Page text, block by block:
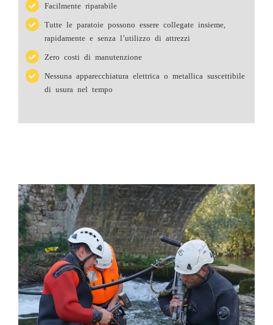
Facilmente riparabile
Tutte le paratoie possono essere collegate insieme,
rapidamente e senza l’utilizzo di attrezzi
Zero costi di manutenzione
Nessuna apparecchiatura elettrica o metallica suscettibile
di usura nel tempo